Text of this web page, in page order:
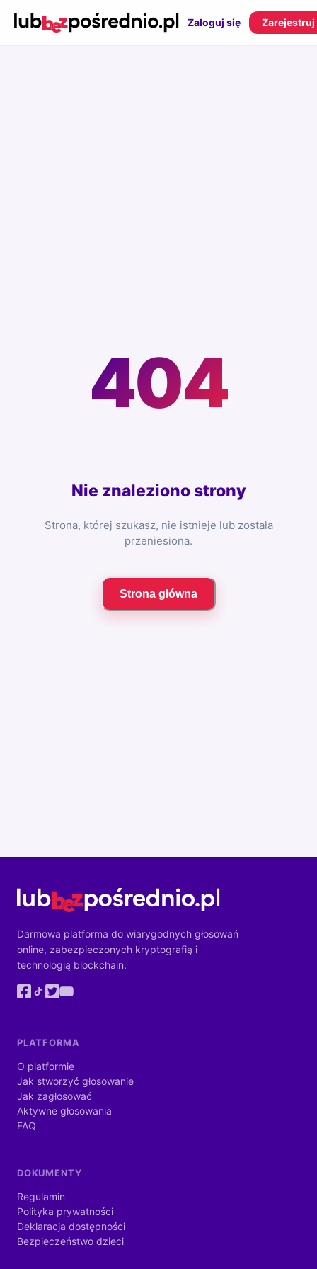
Zaloguj się Zarejestruj
404
Nie znaleziono strony
Strona, której szukasz, nie istnieje lub została
przeniesiona.
Strona główna
Darmowa platforma do wiarygodnych głosowań
online, zabezpieczonych kryptografią i
technologią blockchain.
PLATFORMA
O platformie
Jak stworzyć głosowanie
Jak zagłosować
Aktywne głosowania
FAQ
DOKUMENTY
Regulamin
Polityka prywatności
Deklaracja dostępności
Bezpieczeństwo dzieci